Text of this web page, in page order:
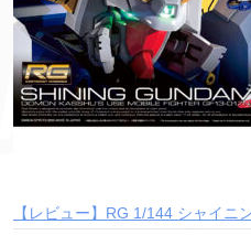
【レビュー】RG 1/144 シャイニ